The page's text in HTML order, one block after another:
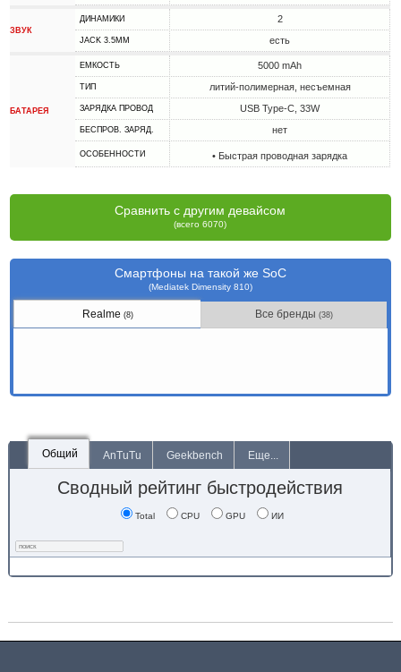
ЗВУК
ДИНАМИКИ 2
JACK 3.5MM есть
БАТАРЕЯ
ЕМКОСТЬ 5000 mAh
ТИП литий-полимерная, несъемная
ЗАРЯДКА ПРОВОД USB Type-C, 33W
БЕСПРОВ. ЗАРЯД. нет
ОСОБЕННОСТИ • Быстрая проводная зарядка
Сравнить с другим девайсом
(всего 6070)
Смартфоны на такой же SoC
(Mediatek Dimensity 810)
Realme (8) Все бренды(38)
Общий AnTuTu Geekbench Еще...
Сводный рейтинг быстродействия
Total CPU GPU ИИ